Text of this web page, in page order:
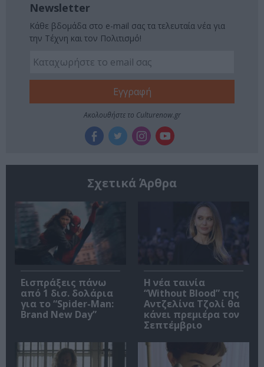
Newsletter
Κάθε βδομάδα στο e-mail σας τα τελευταία νέα για
την Τέχνη και τον Πολιτισμό!
Ακολουθήστε το Culturenow.gr
Σχετικά Άρθρα
Εισπράξεις πάνω
από 1 δισ. δολάρια
για το “Spider-Man:
Brand New Day”
Η νέα ταινία
“Without Blood” της
Αντζελίνα Τζολί θα
κάνει πρεμιέρα τον
Σεπτέμβριο